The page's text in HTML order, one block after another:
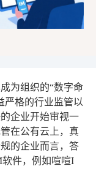
为组织的“数字命
严格的行业监管以
企业开始审视一
在公有云上，真
的企业而言，答
件，例如喧喧I